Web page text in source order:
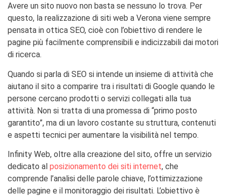
Avere un sito nuovo non basta se nessuno lo trova. Per
questo, la realizzazione di siti web a Verona viene sempre
pensata in ottica SEO, cioè con l’obiettivo di rendere le
pagine più facilmente comprensibili e indicizzabili dai motori
di ricerca.
Quando si parla di SEO si intende un insieme di attività che
aiutano il sito a comparire tra i risultati di Google quando le
persone cercano prodotti o servizi collegati alla tua
attività. Non si tratta di una promessa di “primo posto
garantito”, ma di un lavoro costante su struttura, contenuti
e aspetti tecnici per aumentare la visibilità nel tempo.
Infinity Web, oltre alla creazione del sito, offre un servizio
dedicato al posizionamento dei siti internet, che
comprende l’analisi delle parole chiave, l’ottimizzazione
delle pagine e il monitoraggio dei risultati. L’obiettivo è